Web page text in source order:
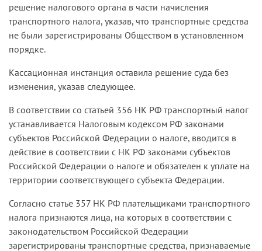
решение налогового органа в части начисления
транспортного налога, указав, что транспортные средства
не были зарегистрированы Обществом в установленном
порядке.
Кассационная инстанция оставила решение суда без
изменения, указав следующее.
В соответствии со статьей 356 НК РФ транспортный налог
устанавливается Налоговым кодексом РФ законами
субъектов Российской Федерации о налоге, вводится в
действие в соответствии с НК РФ законами субъектов
Российской Федерации о налоге и обязателен к уплате на
территории соответствующего субъекта Федерации.
Согласно статье 357 НК РФ плательщиками транспортного
налога признаются лица, на которых в соответствии с
законодательством Российской Федерации
зарегистрированы транспортные средства, признаваемые